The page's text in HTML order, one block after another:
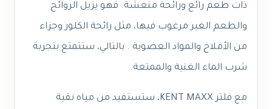
ذات طعم رائع ورائحة منعشة. فهو يزيل الروائح
والطعم الغير مرغوب فيها، مثل رائحة الكلور وجزاء
من الأملاح والمواد العضوية . بالتالي، ستتمتع بتجربة
شرب الماء الغنية والممتعة.
مع فلتر KENT MAXX، ستستفيد من مياه نقية